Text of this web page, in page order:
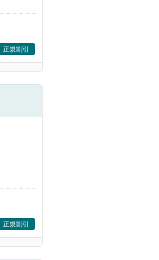
正規割引
正規割引